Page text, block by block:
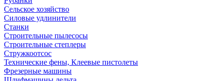
Сельское хозяйство
Силовые удлинители
Станки
Строительные пылесосы
Строительные степлеры
Стружкоотсос
Технические фены, Клеевые пистолеты
Фрезерные машины